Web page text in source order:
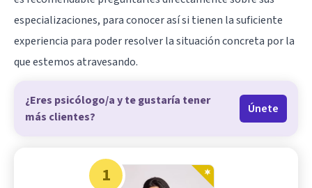
especializaciones, para conocer así si tienen la suficiente
experiencia para poder resolver la situación concreta por la
que estemos atravesando.
¿Eres psicólogo/a y te gustaría tener
más clientes?
Únete
1